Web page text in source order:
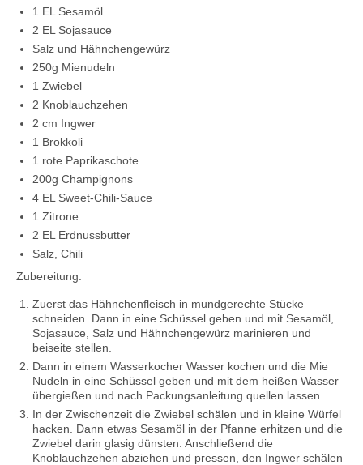
1 EL Sesamöl
2 EL Sojasauce
Salz und Hähnchengewürz
250g Mienudeln
1 Zwiebel
2 Knoblauchzehen
2 cm Ingwer
1 Brokkoli
1 rote Paprikaschote
200g Champignons
4 EL Sweet-Chili-Sauce
1 Zitrone
2 EL Erdnussbutter
Salz, Chili
Zubereitung:
Zuerst das Hähnchenfleisch in mundgerechte Stücke
schneiden. Dann in eine Schüssel geben und mit Sesamöl,
Sojasauce, Salz und Hähnchengewürz marinieren und
beiseite stellen.
Dann in einem Wasserkocher Wasser kochen und die Mie
Nudeln in eine Schüssel geben und mit dem heißen Wasser
übergießen und nach Packungsanleitung quellen lassen.
In der Zwischenzeit die Zwiebel schälen und in kleine Würfel
hacken. Dann etwas Sesamöl in der Pfanne erhitzen und die
Zwiebel darin glasig dünsten. Anschließend die
Knoblauchzehen abziehen und pressen, den Ingwer schälen